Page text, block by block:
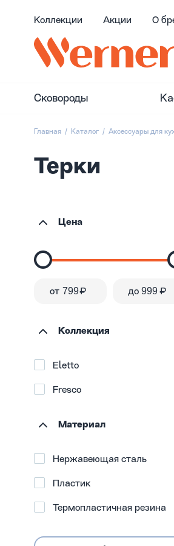
Коллекции Акции О
Сковороды
Главная Каталог Аксессуары для
Терки
Цена
от ₽ до ₽
Коллекция
Eletto
Fresco
Материал
Нержавеющая сталь
Пластик
Термопластичная резина